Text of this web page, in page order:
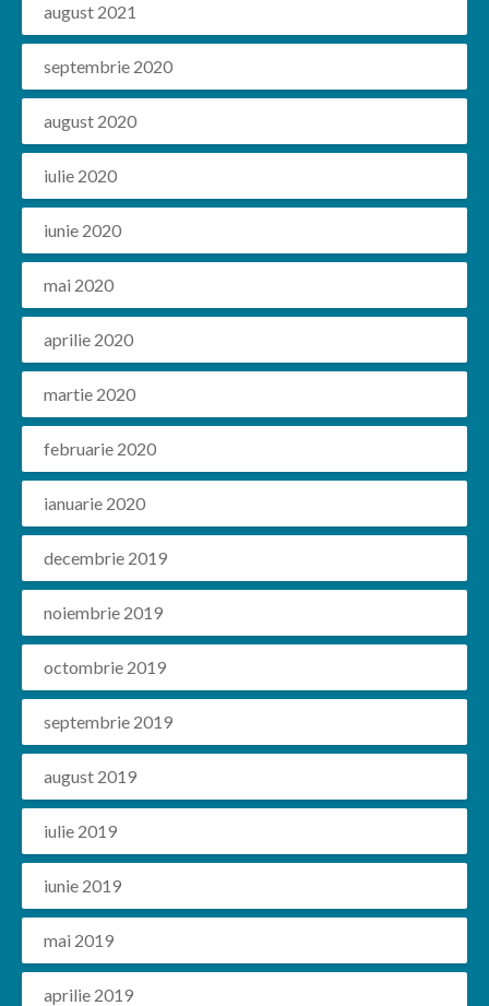
august 2021
septembrie 2020
august 2020
iulie 2020
iunie 2020
mai 2020
aprilie 2020
martie 2020
februarie 2020
ianuarie 2020
decembrie 2019
noiembrie 2019
octombrie 2019
septembrie 2019
august 2019
iulie 2019
iunie 2019
mai 2019
aprilie 2019